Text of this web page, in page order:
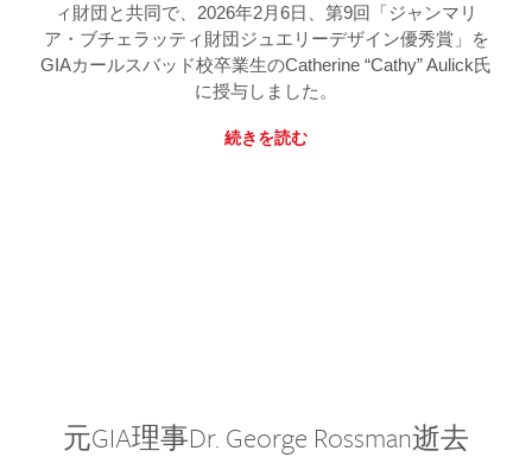
ィ財団と共同で、2026年2月6日、第9回「ジャンマリ
ア・ブチェラッティ財団ジュエリーデザイン優秀賞」を
GIAカールスバッド校卒業生のCatherine “Cathy” Aulick氏
に授与しました。
続きを読む
元GIA理事Dr. George Rossman逝去